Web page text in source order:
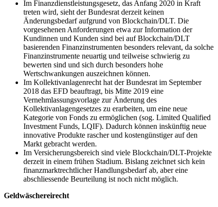
Im Finanzdienstleistungsgesetz, das Anfang 2020 in Kraft
treten wird, sieht der Bundesrat derzeit keinen
Änderungsbedarf aufgrund von Blockchain/DLT. Die
vorgesehenen Anforderungen etwa zur Information der
Kundinnen und Kunden sind bei auf Blockchain/DLT
basierenden Finanzinstrumenten besonders relevant, da solche
Finanzinstrumente neuartig und teilweise schwierig zu
bewerten sind und sich durch besonders hohe
Wertschwankungen auszeichnen können.
Im Kollektivanlagenrecht hat der Bundesrat im September
2018 das EFD beauftragt, bis Mitte 2019 eine
Vernehmlassungsvorlage zur Änderung des
Kollektivanlagengesetzes zu erarbeiten, um eine neue
Kategorie von Fonds zu ermöglichen (sog. Limited Qualified
Investment Funds, LQIF). Dadurch können inskünftig neue
innovative Produkte rascher und kostengünstiger auf den
Markt gebracht werden.
Im Versicherungsbereich sind viele Blockchain/DLT-Projekte
derzeit in einem frühen Stadium. Bislang zeichnet sich kein
finanzmarktrechtlicher Handlungsbedarf ab, aber eine
abschliessende Beurteilung ist noch nicht möglich.
Geldwäschereirecht